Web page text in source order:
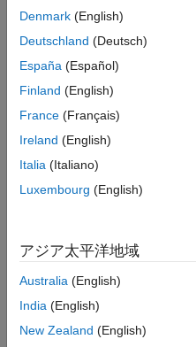
given
with
,vertical
hight
find
Solve
Denmark (English)
Deutschland (Deutsch)
España (Español)
Finland (English)
France (Français)
Ireland (English)
Italia (Italiano)
Luxembourg (English)
アジア太平洋地域
Australia (English)
India (English)
New Zealand (English)